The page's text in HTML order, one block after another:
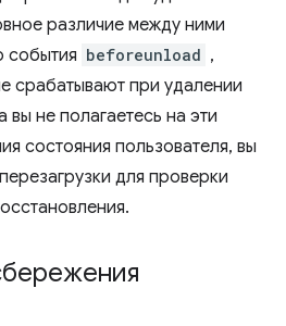
различие между ними
события beforeunload ,
срабатывают при удалении
вы не полагаетесь на эти
состояния пользователя, вы
для проверки